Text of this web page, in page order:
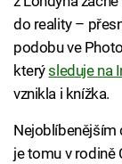
do reality –
podobu ve
kterýsleduje na
vznikla i knížka.
Nejoblíbenějším
je tomu v rodině